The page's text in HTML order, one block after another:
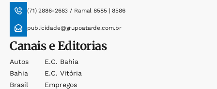
(71) 2886-2683 / Ramal 8585 | 8586
publicidade@grupoatarde.com.br
Canais e Editorias
Autos
Bahia
Brasil
E.c. Bahia
E.c. Vitória
Empregos